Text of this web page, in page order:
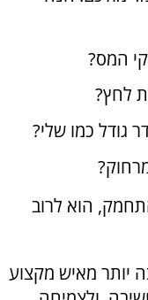
המס?
לחץ?
גודל כמו שלי?
הוא לרוב
יותר מאיש מקצוע